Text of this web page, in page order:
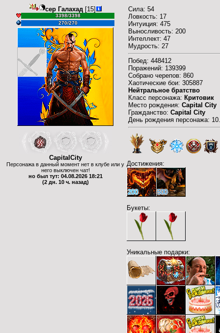
сер Галахад[15]
3398/3398
270/270
CapitalCity
Персонажа в данный момент нет в клубе или у
него выключен чат!
но был тут: 04.08.2026 18:21
(2 дн. 10 ч. назад)
Сила: 54
Ловкость: 17
Интуиция: 475
Выносливость: 200
Интеллект: 47
Мудрость: 27
Побед: 448412
Поражений: 139399
Собрано черепов: 860
Хаотические бои: 305887
Нейтральное братство
Класс персонажа: Критовик
Место рождения: Capital City
Гражданство: Capital City
День рождения персонажа:
Достижения:
200 500
Букеты:
Уникальные подарки: